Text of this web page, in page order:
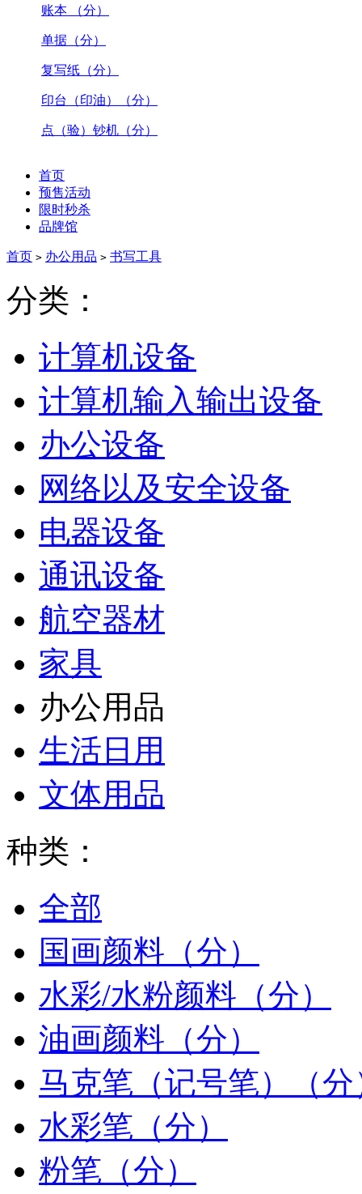
账本 （分）
单据（分）
复写纸（分）
印台（印油）（分）
点（验）钞机（分）
首页
预售活动
限时秒杀
品牌馆
首页 > 办公用品 > 书写工具
分类：
计算机设备
计算机输入输出设备
办公设备
网络以及安全设备
电器设备
通讯设备
航空器材
家具
办公用品
生活日用
文体用品
种类：
全部
国画颜料（分）
水彩/水粉颜料（分）
油画颜料（分）
马克笔（记号笔）（分
水彩笔（分）
粉笔（分）